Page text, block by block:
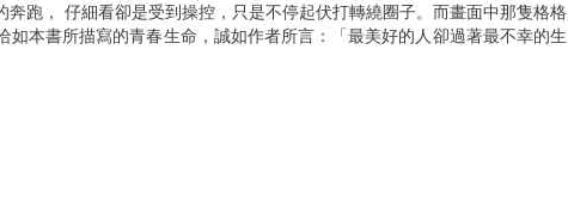
跑， 仔細看卻是受到操控，只是不停起伏打轉繞圈子。而畫面中那隻格格
本書所描寫的青春生命，誠如作者所言：「最美好的人卻過著最不幸的生